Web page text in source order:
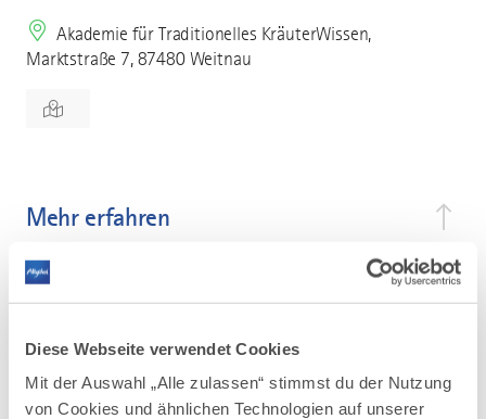
Diese Webseite verwendet Cookies
Mit der Auswahl „Alle zulassen“ stimmst du der Nutzung
von Cookies und ähnlichen Technologien auf unserer
Akademie für Traditionelles KräuterWissen,
Marktstraße 7, 87480 Weitnau
Mehr erfahren
Am Wegesrand entdecken Sie viele
einheimische Wildkräuter, lernen Sie sie
Wir erfahren mehr über ihre Wirkung und wie